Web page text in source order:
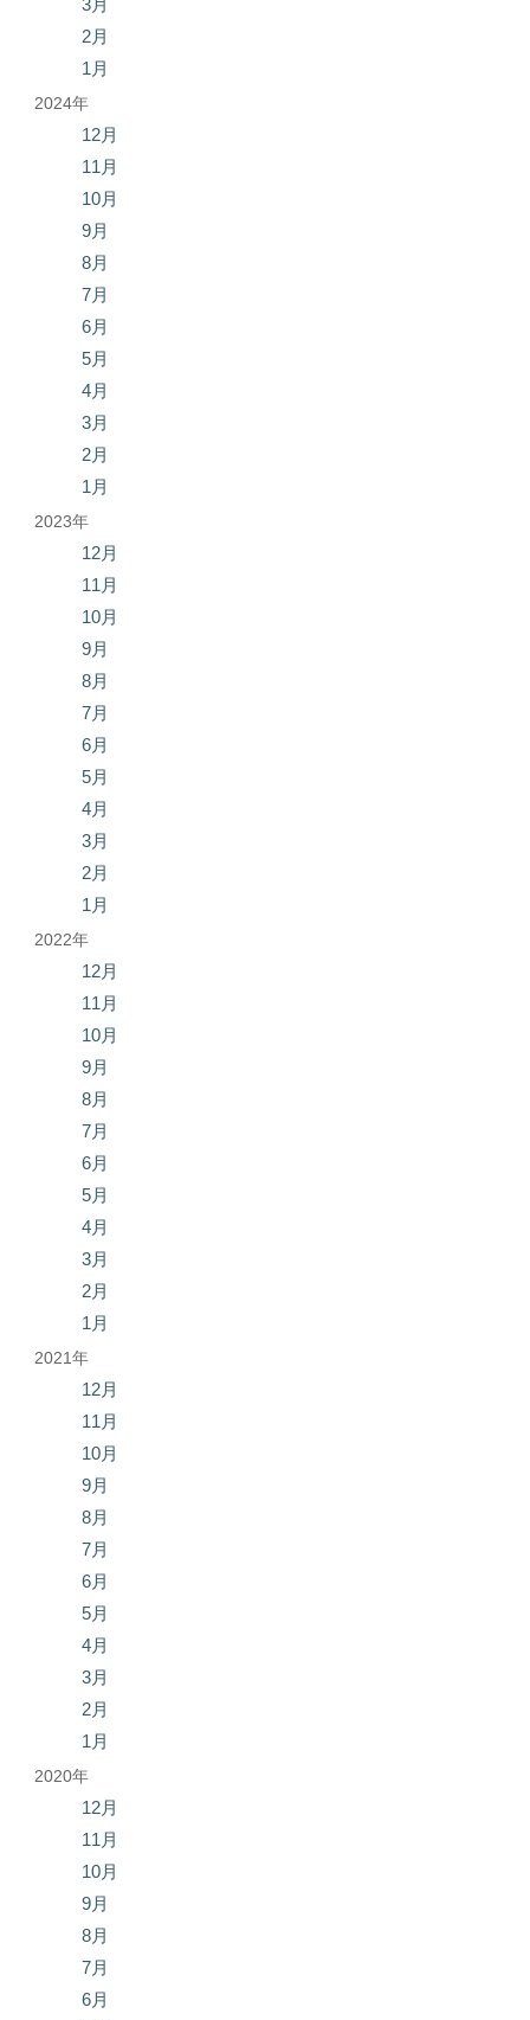
3月
2月
1月
2024年
12月
11月
10月
9月
8月
7月
6月
5月
4月
3月
2月
1月
2023年
12月
11月
10月
9月
8月
7月
6月
5月
4月
3月
2月
1月
2022年
12月
11月
10月
9月
8月
7月
6月
5月
4月
3月
2月
1月
2021年
12月
11月
10月
9月
8月
7月
6月
5月
4月
3月
2月
1月
2020年
12月
11月
10月
9月
8月
7月
6月